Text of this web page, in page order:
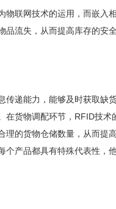
联网技术的运用，而嵌入相
品流失，从而提高库存的安
递能力，能够及时获取缺货
在货物调配环节，RFID技
理的货物仓储数量，从而提
个产品都具有特殊代表性，